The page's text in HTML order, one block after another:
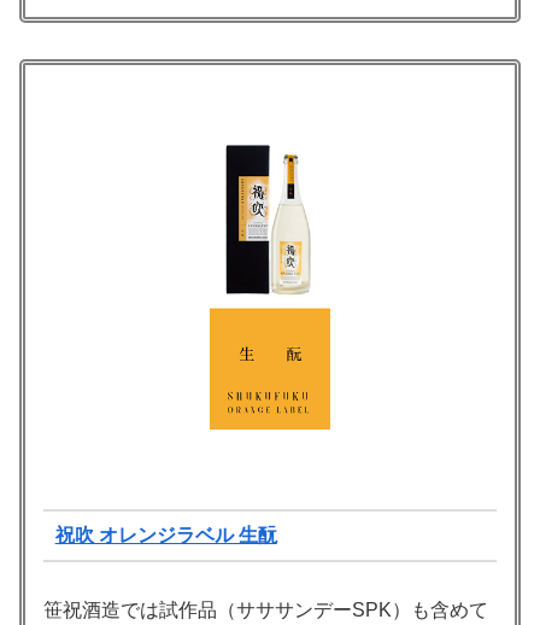
祝吹 オレンジラベル 生酛
笹祝酒造では試作品（サササンデーSPK）も含めて